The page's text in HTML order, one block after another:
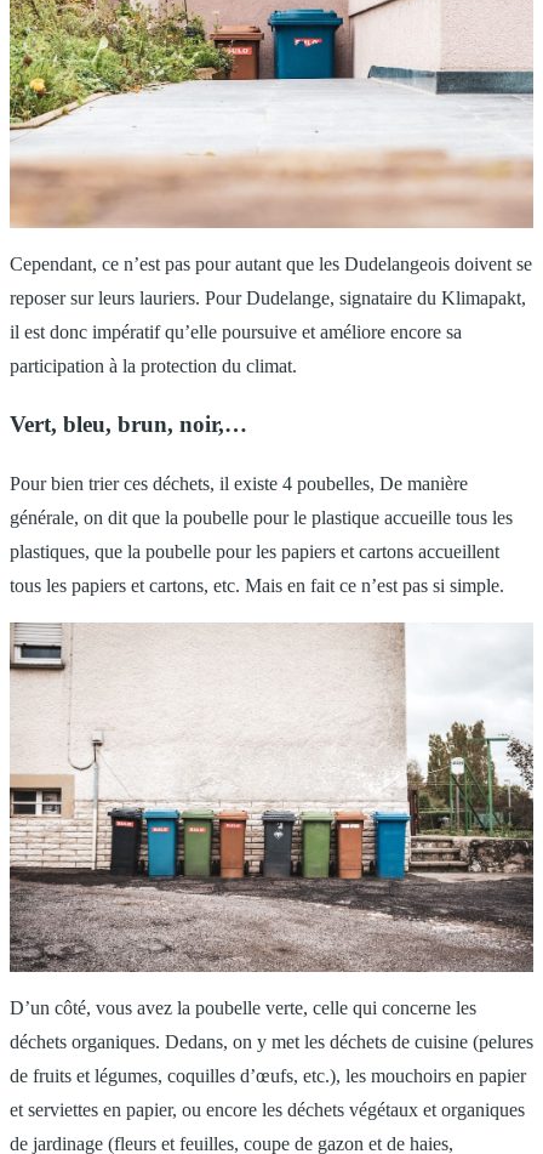
Cependant, ce n’est pas pour autant que les Dudelangeois doivent se
reposer sur leurs lauriers. Pour Dudelange, signataire du Klimapakt,
il est donc impératif qu’elle poursuive et améliore encore sa
participation à la protection du climat.
Vert, bleu, brun, noir,…
Pour bien trier ces déchets, il existe 4 poubelles, De manière
générale, on dit que la poubelle pour le plastique accueille tous les
plastiques, que la poubelle pour les papiers et cartons accueillent
tous les papiers et cartons, etc. Mais en fait ce n’est pas si simple.
D’un côté, vous avez la poubelle verte, celle qui concerne les
déchets organiques. Dedans, on y met les déchets de cuisine (pelures
de fruits et légumes, coquilles d’œufs, etc.), les mouchoirs en papier
et serviettes en papier, ou encore les déchets végétaux et organiques
de jardinage (fleurs et feuilles, coupe de gazon et de haies,